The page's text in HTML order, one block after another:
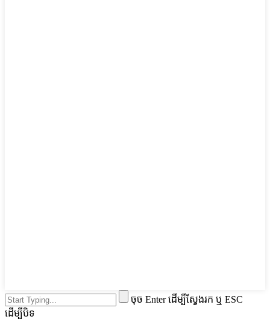
ចុច Enter ដើម្បីស្វែងរក ឬ ESC
ដើម្បីបិទ